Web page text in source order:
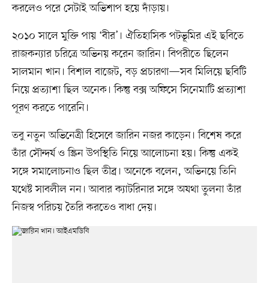
করলেও পরে সেটাই অভিশাপ হয়ে দাঁড়ায়।
২০১০ সালে মুক্তি পায় ‘বীর’। ঐতিহাসিক পটভূমির এই ছবিতে
রাজকন্যার চরিত্রে অভিনয় করেন জারিন। বিপরীতে ছিলেন
সালমান খান। বিশাল বাজেট, বড় প্রচারণা—সব মিলিয়ে ছবিটি
নিয়ে প্রত্যাশা ছিল অনেক। কিন্তু বক্স অফিসে সিনেমাটি প্রত্যাশা
পূরণ করতে পারেনি।
তবু নতুন অভিনেত্রী হিসেবে জারিন নজর কাড়েন। বিশেষ করে
তাঁর সৌন্দর্য ও স্ক্রিন উপস্থিতি নিয়ে আলোচনা হয়। কিন্তু একই
সঙ্গে সমালোচনাও ছিল তীব্র। অনেকে বলেন, অভিনয়ে তিনি
যথেষ্ট সাবলীল নন। আবার ক্যাটরিনার সঙ্গে অযথা তুলনা তাঁর
নিজস্ব পরিচয় তৈরি করতেও বাধা দেয়।